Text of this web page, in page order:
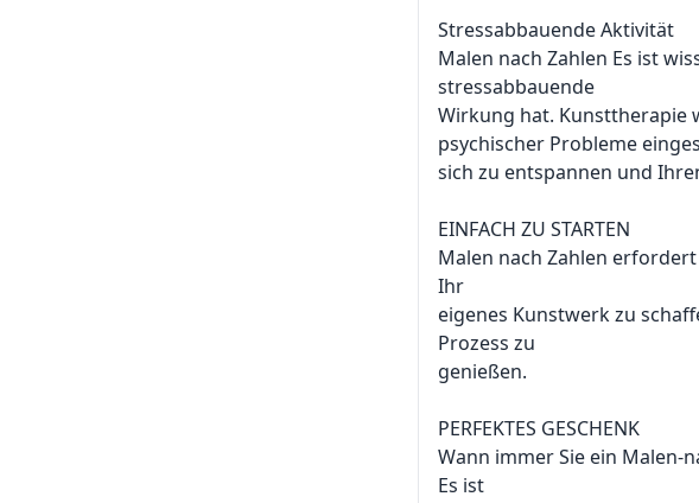
Stressabbauende Aktivität
Malen nach Zahlen Es ist
stressabbauende
Wirkung hat. Kunsttherapie
psychischer Probleme
sich zu entspannen und
EINFACH ZU STARTEN
Malen nach Zahlen
Ihr
eigenes Kunstwerk zu
Prozess zu
genießen.
PERFEKTES GESCHENK
Wann immer Sie ein Malen-
Es ist